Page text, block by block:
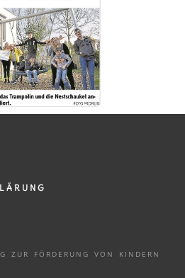
ZUR FÖRDERUNG VON KINDERN